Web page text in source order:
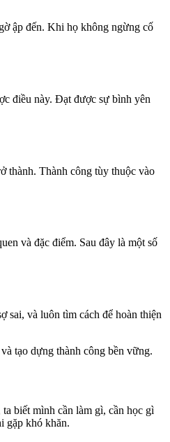
ập đến. Khi họ không ngừng cố
điều này. Đạt được sự bình yên
thành. Thành công tùy thuộc vào
và đặc điểm. Sau đây là một số
sai, và luôn tìm cách để hoàn thiện
tạo dựng thành công bền vững.
biết mình cần làm gì, cần học gì
gặp khó khăn.